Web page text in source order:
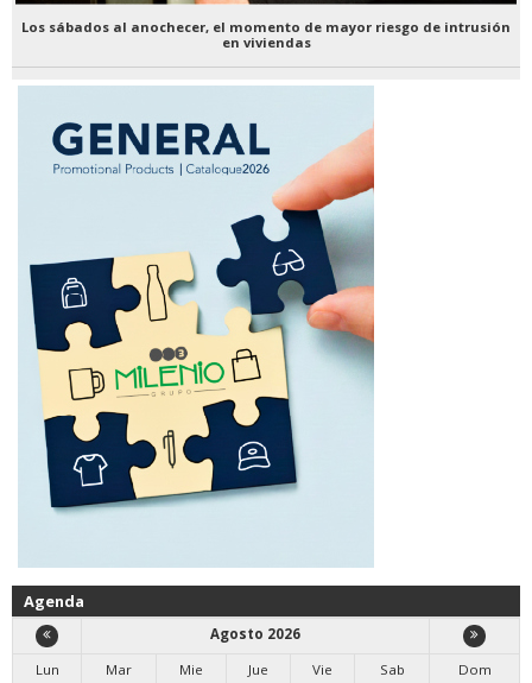
Los sábados al anochecer, el momento de mayor riesgo de intrusión
en viviendas
Agenda
Agosto 2026
Lun
Mar Mie Jue Vie Sab
Dom